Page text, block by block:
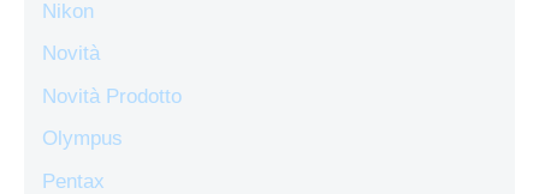
Nikon
Novità
Novità Prodotto
Olympus
Pentax